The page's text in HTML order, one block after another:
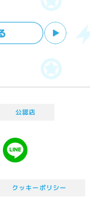
公認店
クッキーポリシー